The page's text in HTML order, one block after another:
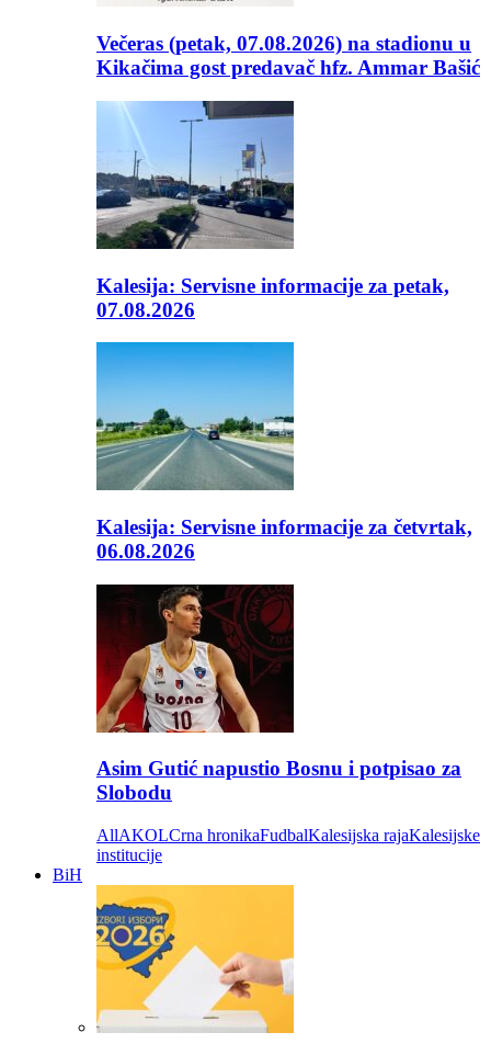
Večeras (petak, 07.08.2026) na stadionu u
Kikačima gost predavač hfz. Ammar Bašić
Kalesija: Servisne informacije za petak,
07.08.2026
Kalesija: Servisne informacije za četvrtak,
06.08.2026
Asim Gutić napustio Bosnu i potpisao za
Slobodu
AllAKOLCrna hronikaFudbalKalesijska rajaKalesijske
institucije
BiH